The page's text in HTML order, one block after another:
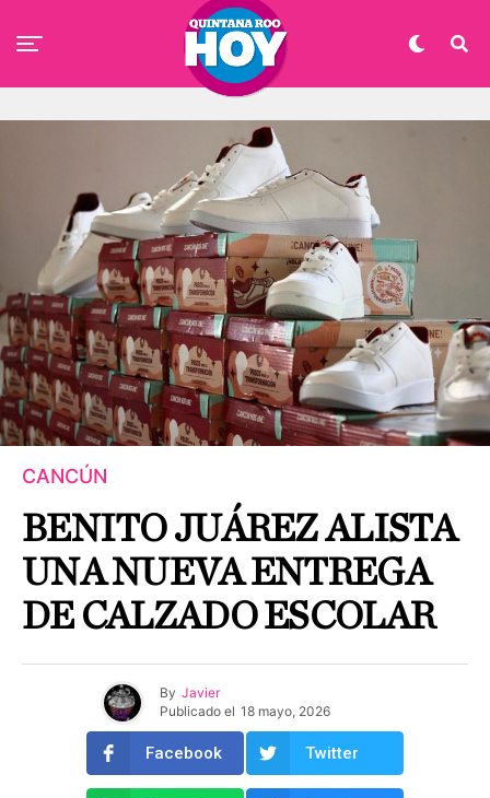
CANCÚN
BENITO JUÁREZ ALISTA
UNA NUEVA ENTREGA
DE CALZADO ESCOLAR
By Javier
Publicado el 18 mayo, 2026
Facebook Twitter